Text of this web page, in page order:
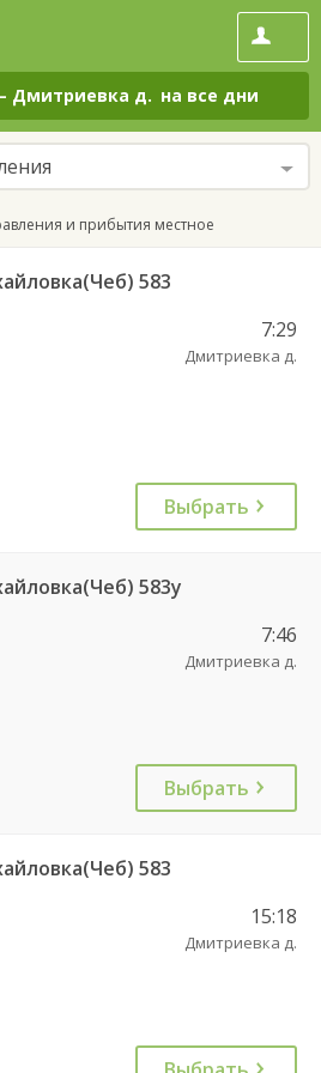
– Дмитриевка д. на все дни
и прибытия местное
583
7:29
Дмитриевка д.
Выбрать
583у
7:46
Дмитриевка д.
Выбрать
583
15:18
Дмитриевка д.